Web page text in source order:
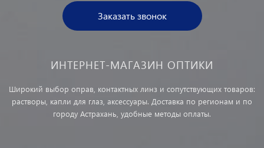
Заказать звонок
ИНТЕРНЕТ-МАГАЗИН ОПТИКИ
Широкий выбор оправ, контактных линз и сопутствующих товаров:
растворы, капли для глаз, аксессуары. Доставка по регионам и по
городу Астрахань, удобные методы оплаты.